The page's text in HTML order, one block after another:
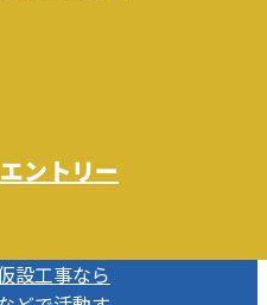
エントリー